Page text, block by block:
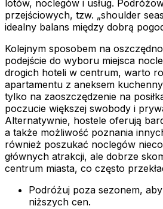
lotów, noclegów i usług.
przejściowych, tzw. „shoulder
idealny balans między dobrą
Kolejnym sposobem na
podejście do wyboru miejsca
drogich hoteli w centrum, warto
apartamentu z aneksem
tylko na zaoszczędzenie na
poczucie większej swobody i
Alternatywnie, hostele oferują
a także możliwość poznania
również poszukać noclegów
głównych atrakcji, ale dobrze
centrum miasta, co często
Podróżuj poza sezonem,
niższych cen.